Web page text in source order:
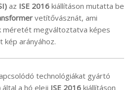
az ISE 2016 kiállításon mutatta be
vetítővásznát, ami
méretét megváltoztatva képes
kép arányához.
technológiákat gyártó
által a hó eleji ISE 2016 kiállításon